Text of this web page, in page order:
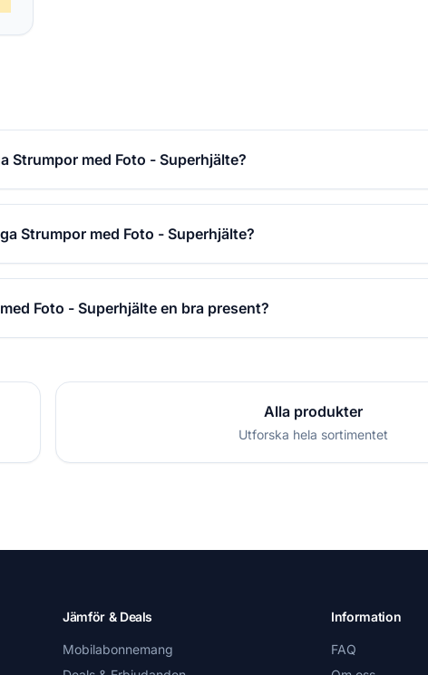
Strumpor med Foto - Superhjälte?
Strumpor med Foto - Superhjälte?
Foto - Superhjälte en bra present?
Alla produkter
Utforska hela sortimentet
Jämför & Deals
Mobilabonnemang
Information
FAQ